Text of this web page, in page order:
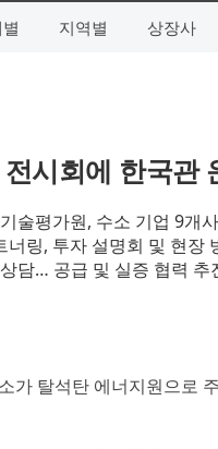
지역별 상장사
시회에 한국관
술평가원, 수소 기업 9개
링, 투자 설명회 및 현장
담… 공급 및 실증 협력 추
가 탈석탄 에너지원으로